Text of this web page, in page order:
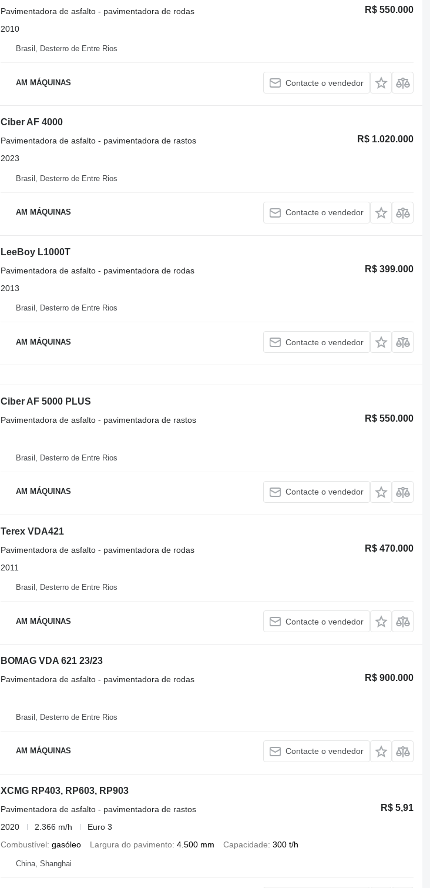
R$ 550.000
Pavimentadora de asfalto - pavimentadora de rodas
2010
Brasil, Desterro de Entre Rios
AM MÁQUINAS Contacte o vendedor
Ciber AF 4000
R$ 1.020.000
Pavimentadora de asfalto - pavimentadora de rastos
2023
Brasil, Desterro de Entre Rios
AM MÁQUINAS Contacte o vendedor
LeeBoy L1000T
R$ 399.000
Pavimentadora de asfalto - pavimentadora de rodas
2013
Brasil, Desterro de Entre Rios
AM MÁQUINAS Contacte o vendedor
Ciber AF 5000 PLUS
R$ 550.000
Pavimentadora de asfalto - pavimentadora de rastos
Brasil, Desterro de Entre Rios
AM MÁQUINAS Contacte o vendedor
Terex VDA421
R$ 470.000
Pavimentadora de asfalto - pavimentadora de rodas
2011
Brasil, Desterro de Entre Rios
AM MÁQUINAS Contacte o vendedor
BOMAG VDA 621 23/23
R$ 900.000
Pavimentadora de asfalto - pavimentadora de rodas
Brasil, Desterro de Entre Rios
AM MÁQUINAS Contacte o vendedor
XCMG RP403, RP603, RP903
R$ 5,91
Pavimentadora de asfalto - pavimentadora de rastos
2020
2.366 m/h
Euro 3
Combustível gasóleo Largura do pavimento 4.500 mm Capacidade 300 t/h
China, Shanghai